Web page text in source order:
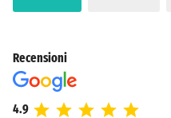
Recensioni
4.9